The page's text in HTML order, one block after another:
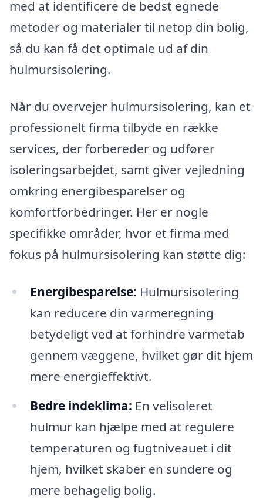
med at identificere de bedst egnede
metoder og materialer til netop din bolig,
så du kan få det optimale ud af din
hulmursisolering.
Når du overvejer hulmursisolering, kan et
professionelt firma tilbyde en række
services, der forbereder og udfører
isoleringsarbejdet, samt giver vejledning
omkring energibesparelser og
komfortforbedringer. Her er nogle
specifikke områder, hvor et firma med
fokus på hulmursisolering kan støtte dig:
Energibesparelse: Hulmursisolering
kan reducere din varmeregning
betydeligt ved at forhindre varmetab
gennem væggene, hvilket gør dit hjem
mere energieffektivt.
Bedre indeklima: En velisoleret
hulmur kan hjælpe med at regulere
temperaturen og fugtniveauet i dit
hjem, hvilket skaber en sundere og
mere behagelig bolig.